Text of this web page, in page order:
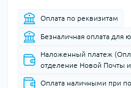
Оплата по реквизитам
Безналичная оплата для
Наложенный платеж
отделение Новой Почты
Оплата наличными при